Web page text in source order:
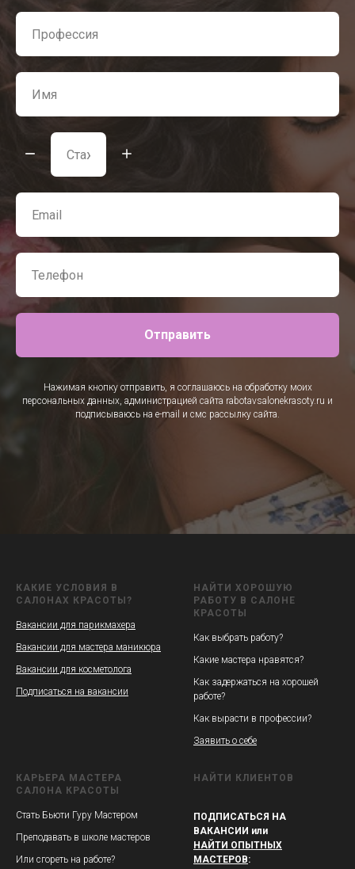
Отправить
Нажимая кнопку отправить, я соглашаюсь на обработку моих
персональных данных, администрацией сайта rabotavsalonekrasoty.ru и
подписываюсь на e-mail и смс рассылку сайта.
КАКИЕ УСЛОВИЯ В
САЛОНАХ КРАСОТЫ?
Вакансии для парикмахера
Вакансии для мастера маникюра
Вакансии для косметолога
Подписаться на вакансии
НАЙТИ ХОРОШУЮ
РАБОТУ В САЛОНЕ
КРАСОТЫ
Как выбрать работу?
Какие мастера нравятся?
Как задержаться на хорошей
работе?
Как вырасти в профессии?
Заявить о себе
КАРЬЕРА МАСТЕРА
САЛОНА КРАСОТЫ
Стать Бьюти Гуру Мастером
Преподавать в школе мастеров
Или сгореть на работе?
НАЙТИ КЛИЕНТОВ
ПОДПИСАТЬСЯ НА
ВАКАНСИИ или
НАЙТИ ОПЫТНЫХ
МАСТЕРОВ: